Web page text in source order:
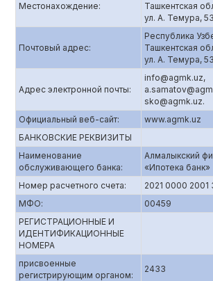
Местонахождение:
Ташкентская
ул. А. Темура, 53
Почтовый адрес:
Республика
Ташкентская
ул. А. Темура, 53
Адрес электронной почты:
info@agmk.uz,
sko@agmk.uz.
Официальный веб-сайт:
www.agmk.uz
БАНКОВСКИЕ РЕКВИЗИТЫ
Наименование
обслуживающего банка:
Алмалыкский
«Ипотека банк»
Номер расчетного счета:
2021 0000 2001
МФО:
00459
РЕГИСТРАЦИОННЫЕ И
ИДЕНТИФИКАЦИОННЫЕ
НОМЕРА
присвоенные
регистрирующим органом:
2433